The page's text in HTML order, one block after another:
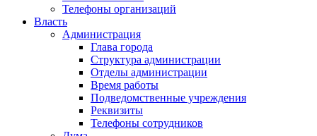
Телефоны организаций
Власть
Администрация
Глава города
Структура администрации
Отделы администрации
Время работы
Подведомственные учреждения
Реквизиты
Телефоны сотрудников